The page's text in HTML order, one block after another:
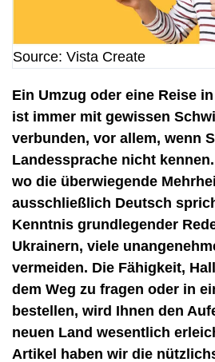
Source: Vista Create
Ein Umzug oder eine Reise
ist immer mit gewissen
verbunden, vor allem, wenn
Landessprache nicht
wo die überwiegende
ausschließlich Deutsch
Kenntnis grundlegender
Ukrainern, viele
vermeiden. Die Fähigkeit,
dem Weg zu fragen oder in
bestellen, wird Ihnen den
neuen Land wesentlich
Artikel haben wir die